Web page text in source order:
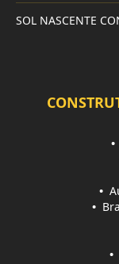
SOL NASCENTE
•
•
•
•